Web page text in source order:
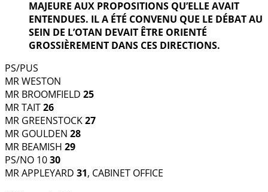
MAJEURE AUX PROPOSITIONS QU’ELLE AVAIT
ENTENDUES. IL A ÉTÉ CONVENU QUE LE DÉBAT AU
SEIN DE L’OTAN DEVAIT ÊTRE ORIENTÉ
GROSSIÈREMENT DANS CES DIRECTIONS.
PS/PUS
MR WESTON
MR BROOMFIELD 25
MR TAIT26
MR GREENSTOCK27
MR GOULDEN 28
MR BEAMISH 29
PS/NO 1030
MR APPLEYARD 31, CABINET OFFICE